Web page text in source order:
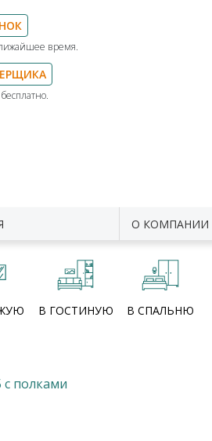
время.
О КОМПАНИИ
В ГОСТИНУЮ В СПАЛЬНЮ
полками